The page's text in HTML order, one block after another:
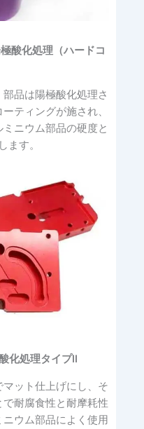
酸化処理（ハードコ
品は陽極酸化処理さ
ティングが施され、
ニウム部品の硬度と
ます。
化処理タイプII
ット仕上げにし、そ
耐腐食性と耐摩耗性
ウム部品によく使用